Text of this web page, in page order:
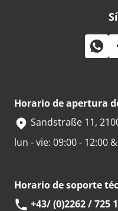
Horario de apertura
Sandstraße 11,
lun - vie: 09:00 - 12:00
Horario de soporte
+43/ (0)2262 / 725